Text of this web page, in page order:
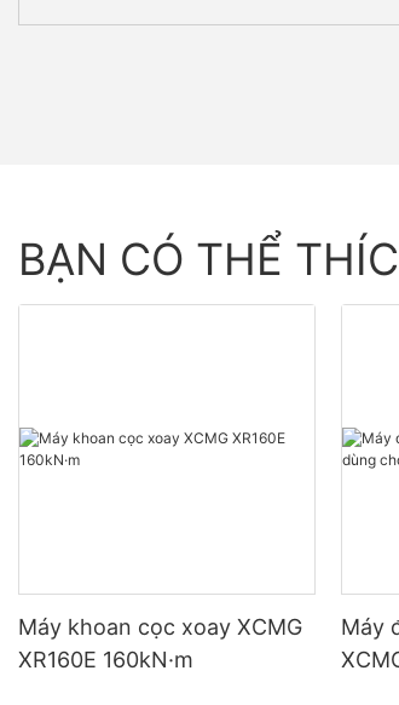
BẠN CÓ THỂ
Máy khoan cọc xoay XCMG
XR160E 160kN·m
Máy